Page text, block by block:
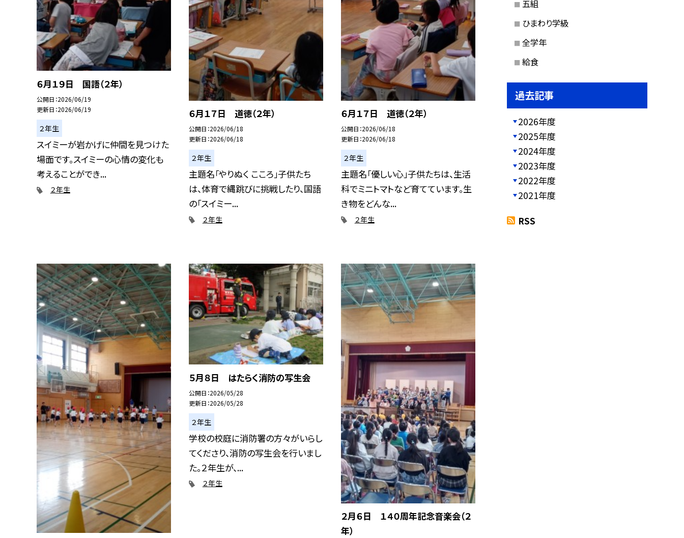
６月１９日 国語（２年）
公開日 2026/06/19
更新日 2026/06/19
２年生
スイミーが岩かげに仲間を見つけた
場面です。スイミーの心情の変化も
考えることができ...
２年生
６月１７日 道徳（２年）
公開日 2026/06/18
更新日 2026/06/18
２年生
主題名「やりぬく こころ」子供たち
は、体育で縄跳びに挑戦したり、国語
の「スイミー...
２年生
６月１７日 道徳（２年）
公開日 2026/06/18
更新日 2026/06/18
２年生
主題名「優しい心」子供たちは、生活
科でミニトマトなど育てています。生
き物をどんな...
２年生
５月８日 はたらく消防の写生会
公開日 2026/05/28
更新日 2026/05/28
２年生
学校の校庭に消防署の方々がいらし
てくださり、消防の写生会を行いまし
た。２年生が、...
２年生
２月６日 １４０周年記念音楽会（２
年）
五組
ひまわり学級
全学年
給食
過去記事
2026年度
2025年度
2024年度
2023年度
2022年度
2021年度
RSS